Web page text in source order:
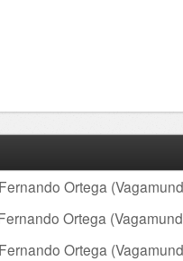
Ortega
Ortega
Ortega